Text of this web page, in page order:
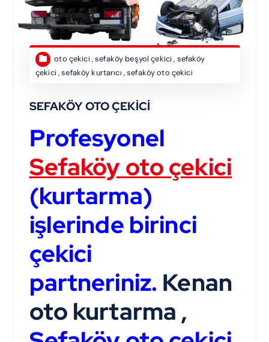
oto çekici ,sefaköy beşyol çekici , sefaköy
çekici ,sefaköy kurtarıcı ,sefaköy oto çekici
SEFAKÖY OTO ÇEKİCİ
Profesyonel
Sefaköy oto çekici
(kurtarma)
işlerinde birinci
çekici
partneriniz. Kenan
oto kurtarma ,